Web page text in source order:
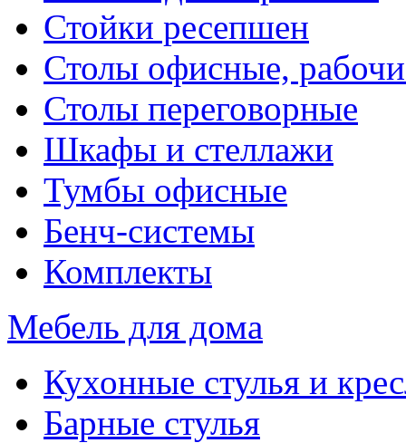
Стойки ресепшен
Столы офисные,
Столы переговорные
Шкафы и стеллажи
Тумбы офисные
Бенч-системы
Комплекты
Мебель для дома
Кухонные стулья и
Барные стулья